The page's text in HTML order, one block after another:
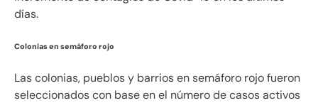
días.
Colonias en semáforo rojo
Las colonias, pueblos y barrios en semáforo rojo fueron
seleccionados con base en el número de casos activos